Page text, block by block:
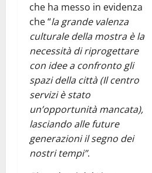
che ha messo in evidenza
che “la grande valenza
culturale della mostra è la
necessità di riprogettare
con idee a confronto gli
spazi della città (Il centro
servizi è stato
un’opportunità mancata),
lasciando alle future
generazioni il segno dei
nostri tempi”.